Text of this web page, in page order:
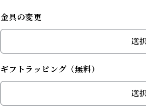
金具の変更
選
ギフトラッピング（無料）
選